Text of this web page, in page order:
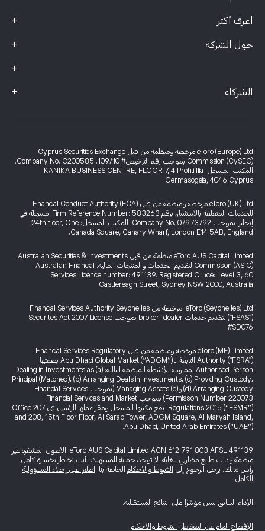
اعرف أكثر +
حول الشركة +
+
الشركاء +
eToro (Europe) Ltd مرخصة ومنظمة من قبل Cyprus Securities Exchange
Commission (CySEC) بموجب رقم الترخيص# 109/10. Company No. C200585.
المكتب المسجل: KANIKA BUSINESS CENTRE, FLOOR 7, 4 Profiti Ilia
Germasogeia, 4046 Cyprus
eToro (UK) Ltd مرخصة ومنظمة من قبل Financial Conduct Authority (FCA)
للخدمات المتعلقة بالاستثمار، برقم Firm Reference Number: 583263. مسجلة في
إنجلترا بموجب Company No. 07973792. المكتب المسجل: 24th floor, One
Canada Square, Canary Wharf, London E14 5AB, England.
eToro AUS Capital Limited منظمة من قبل Australian Securities & Investments
Commission (ASIC) لتقديم الخدمات والمنتجات المالية. Australian Financial
Services Licence number: 491139. Registered Office: Level 3, 60
Castlereagh Street, Sydney NSW 2000, Australia
eToro (Seychelles) Ltd. مرخصة من Financial Services Authority Seychelles
("FSAS") لتقديم خدمات broker-dealer بموجب Securities Act 2007 License
#SD076
eToro (ME) Limited مرخصة ومنظمة من قبل Financial Services Regulatory
Authority ("FSRA") التابعة لـ Abu Dhabi Global Market (“ADGM”) بصفتها
Authorised Person لممارسة الأنشطة المنظمة التالية: (a) Dealing in Investments as
Principal (Matched)، (b) Arranging Deals in Investments، (c) Providing Custody،
(d) Arranging Custody و(e) Managing Assets (بموجب Financial Services
Permission Number 220073) بموجب Financial Services and Market
Regulations 2015 (“FSMR”). يقع مكتبها المسجل ومقر عملها الرئيسي في Office 207
and 208, 15th Floor Floor, Al Sarab Tower, ADGM Square, Al Maryah Island,
Abu Dhabi, United Arab Emirates (“UAE”).
eToro AUS Capital Limited ACN 612 791 803 AFSL 491139. الأصول المشفرة غير
منظمة وذات طابع مضاربي للغاية. لا توجد حماية للمستهلك. أنت تخاطر بخسارة كامل
رأس مالك. يرجى الرجوع إلى الشروط والأحكام الخاصة بنا. اطلع على إخلاء المسؤولية
الكامل
الأداء السابق ليس مؤشرًا على النتائج المستقبلية.
الإفصاح العام عن المخاطر الشروط والأحكام